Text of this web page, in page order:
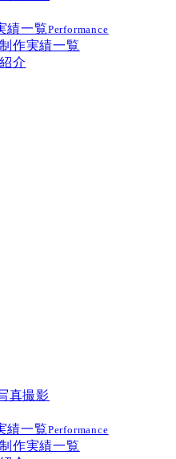
績一覧Performance
作実績一覧
介
真撮影
績一覧Performance
作実績一覧